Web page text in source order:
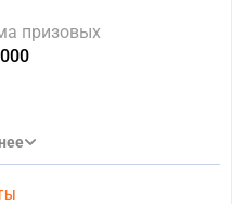
призовых